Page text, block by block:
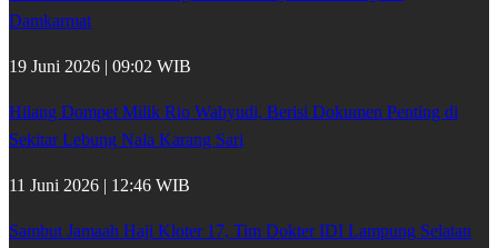
Damkarmat
19 Juni 2026 | 09:02 WIB
Hilang Dompet Milik Rio Wahyudi, Berisi Dokumen Penting di
Sekitar Lebung Nala Karang Sari
11 Juni 2026 | 12:46 WIB
Sambut Jamaah Haji Kloter 17, Tim Dokter IDI Lampung Selatan